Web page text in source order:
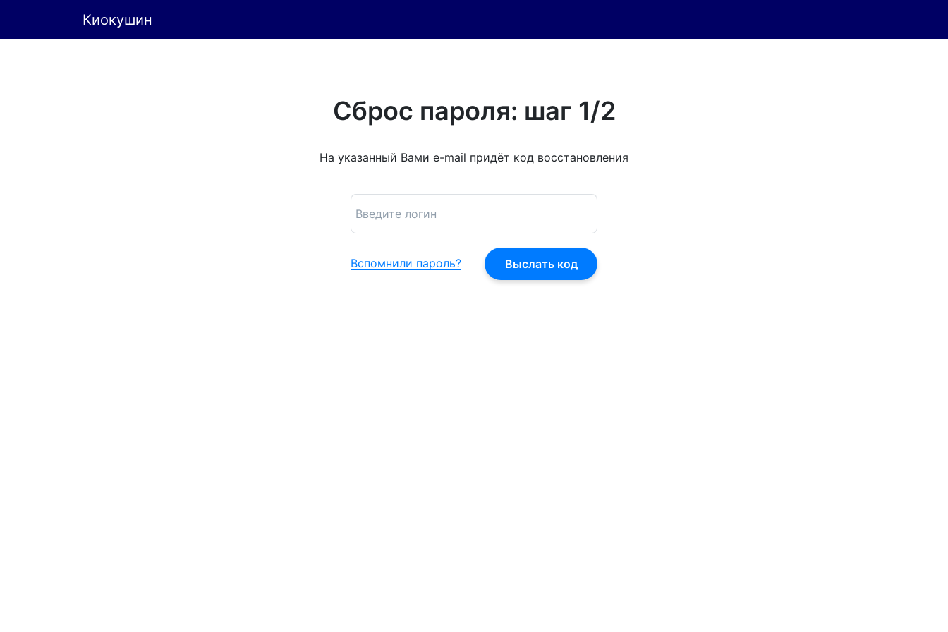
Киокушин
Сброс пароля: шаг 1/2
На указанный Вами e-mail придёт код восстановления
Вспомнили пароль?